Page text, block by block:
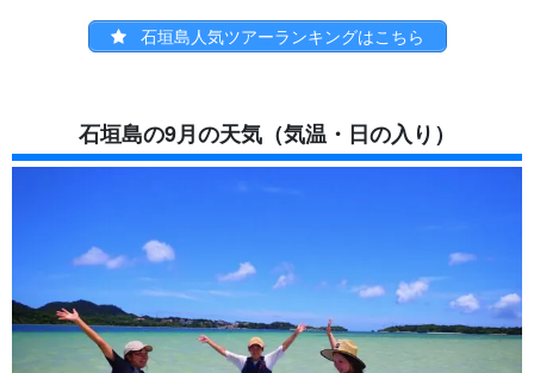
石垣島人気ツアーランキングはこちら
石垣島の9月の天気（気温・日の入り）